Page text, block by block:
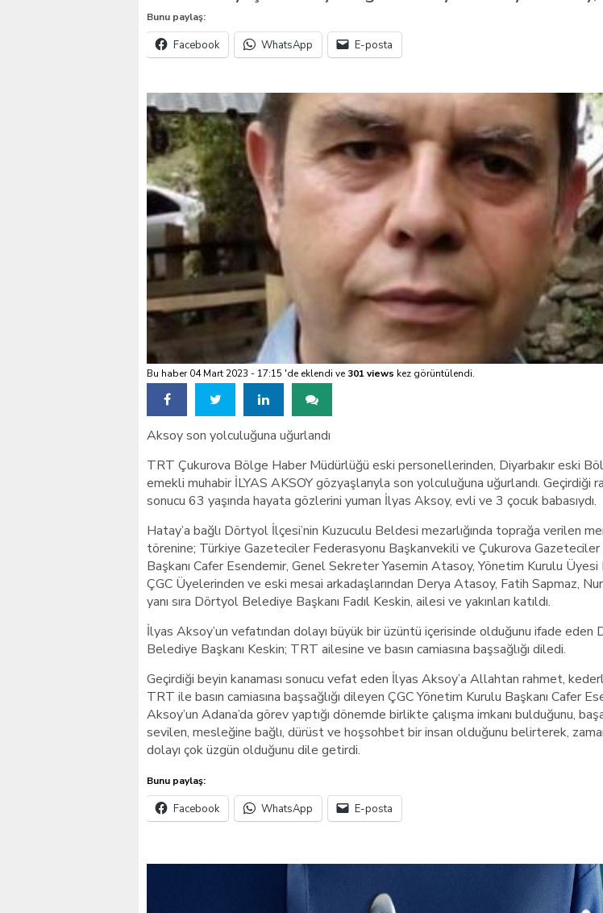
VALİ KÖŞGER SEYHAN İLÇEMİZ BARBAROS MAHALLESİ’NDE
Bunu paylaş:
Facebook WhatsApp E-posta
Bu haber 04 Mart 2023 - 17:15 'de eklendi ve 301 views kez görüntülendi.
Aksoy son yolculuğuna uğurlandı
TRT Çukurova Bölge Haber Müdürlüğü eski personellerinden, Diyarbakır eski
emekli muhabir İLYAS AKSOY gözyaşlarıyla son yolculuğuna uğurlandı. Geçirdiği
sonucu 63 yaşında hayata gözlerini yuman İlyas Aksoy, evli ve 3 çocuk babasıydı.
Hatay’a bağlı Dörtyol İlçesi’nin Kuzuculu Beldesi mezarlığında toprağa verilen
törenine; Türkiye Gazeteciler Federasyonu Başkanvekili ve Çukurova
Başkanı Cafer Esendemir, Genel Sekreter Yasemin Atasoy, Yönetim Kurulu
ÇGC Üyelerinden ve eski mesai arkadaşlarından Derya Atasoy, Fatih Sapmaz,
yanı sıra Dörtyol Belediye Başkanı Fadıl Keskin, ailesi ve yakınları katıldı.
İlyas Aksoy’un vefatından dolayı büyük bir üzüntü içerisinde olduğunu ifade eden
Belediye Başkanı Keskin; TRT ailesine ve basın camiasına başsağlığı diledi.
Geçirdiği beyin kanaması sonucu vefat eden İlyas Aksoy’a Allahtan rahmet,
TRT ile basın camiasına başsağlığı dileyen ÇGC Yönetim Kurulu Başkanı Cafer
Aksoy’un Adana’da görev yaptığı dönemde birlikte çalışma imkanı bulduğunu,
sevilen, mesleğine bağlı, dürüst ve hoşsohbet bir insan olduğunu belirterek,
dolayı çok üzgün olduğunu dile getirdi.
Bunu paylaş:
Facebook WhatsApp E-posta